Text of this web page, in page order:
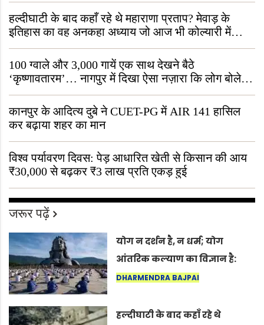
हल्दीघाटी के बाद कहाँ रहे थे महाराणा प्रताप? मेवाड़ के
इतिहास का वह अनकहा अध्याय जो आज भी कोल्यारी में
जीवित है
100 ग्वाले और 3,000 गायें एक साथ देखने बैठे
‘कृष्णावतारम’… नागपुर में दिखा ऐसा नज़ारा कि लोग बोले,
“ऐसा तो सिर्फ़ कृष्ण ही कर सकते हैं”
कानपुर के आदित्य दुबे ने CUET-PG में AIR 141 हासिल
कर बढ़ाया शहर का मान
विश्व पर्यावरण दिवस: पेड़ आधारित खेती से किसान की आय
₹30,000 से बढ़कर ₹3 लाख प्रति एकड़ हुई
जरूर पढ़ें
योग न दर्शन है, न धर्म; योग
आंतरिक कल्याण का विज्ञान है:
अंतरराष्ट्रीय योग दिवस 2026 पर
DHARMENDRA BAJPAI
हल्दीघाटी के बाद कहाँ रहे थे